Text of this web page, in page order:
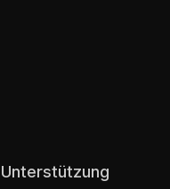
Unterstützung